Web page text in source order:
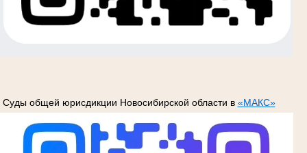
Суды общей юрисдикции Новосибирской области в «МАКС»